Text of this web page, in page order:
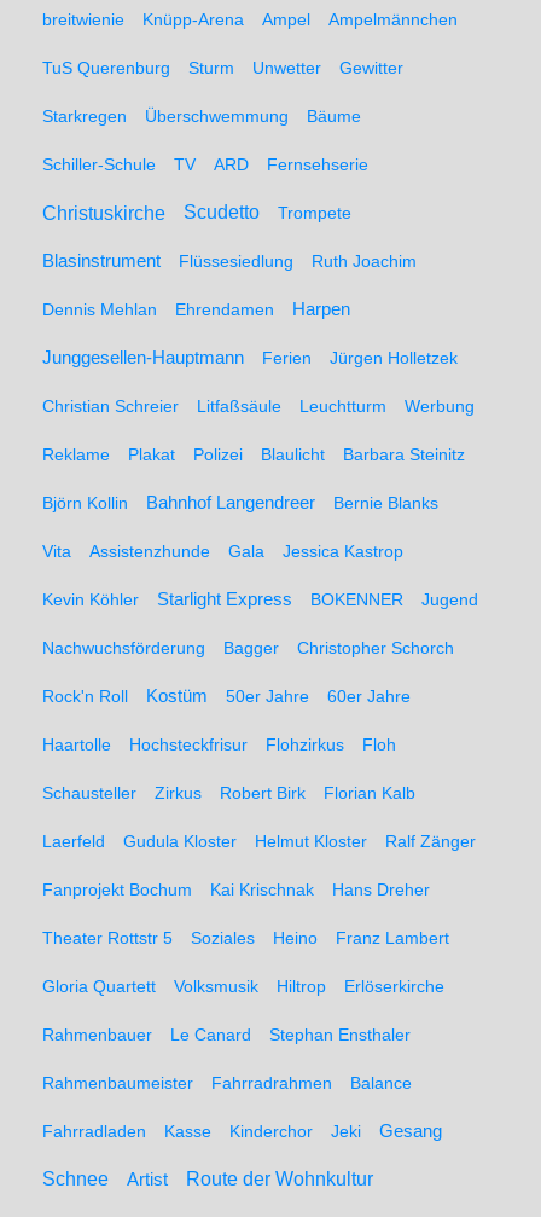
breitwienie Knüpp-Arena Ampel Ampelmännchen
TuS Querenburg Sturm Unwetter Gewitter
Starkregen Überschwemmung Bäume
Schiller-Schule TV ARD Fernsehserie
Christuskirche Scudetto Trompete
Blasinstrument Flüssesiedlung Ruth Joachim
Dennis Mehlan Ehrendamen Harpen
Junggesellen-Hauptmann Ferien Jürgen Holletzek
Christian Schreier Litfaßsäule Leuchtturm Werbung
Reklame Plakat Polizei Blaulicht Barbara Steinitz
Björn Kollin Bahnhof Langendreer Bernie Blanks
Vita Assistenzhunde Gala Jessica Kastrop
Kevin Köhler Starlight Express BOKENNER Jugend
Nachwuchsförderung Bagger Christopher Schorch
Rock'n Roll Kostüm 50er Jahre 60er Jahre
Haartolle Hochsteckfrisur Flohzirkus Floh
Schausteller Zirkus Robert Birk Florian Kalb
Laerfeld Gudula Kloster Helmut Kloster Ralf Zänger
Fanprojekt Bochum Kai Krischnak Hans Dreher
Theater Rottstr 5 Soziales Heino Franz Lambert
Gloria Quartett Volksmusik Hiltrop Erlöserkirche
Rahmenbauer Le Canard Stephan Ensthaler
Rahmenbaumeister Fahrradrahmen Balance
Fahrradladen Kasse Kinderchor Jeki Gesang
Schnee Artist Route der Wohnkultur